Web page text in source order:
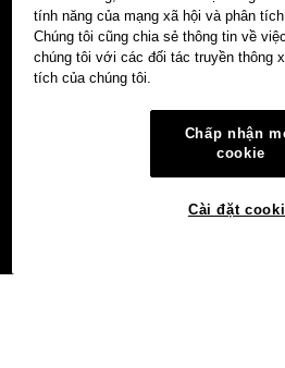
tính năng của mạng xã hội và phân
Chúng tôi cũng chia sẻ thông tin về
chúng tôi với các đối tác truyền thông
tích của chúng tôi.
Chấp nhận
cookie
Cài đặt